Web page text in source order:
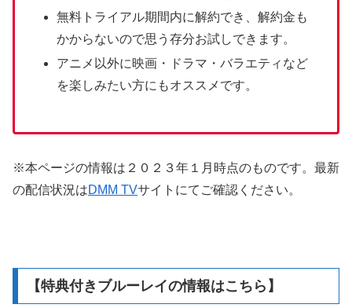
無料トライアル期間内に解約でき、解約金も
かからないので思う存分お試しできます。
アニメ以外に映画・ドラマ・バラエティなど
を楽しみたい方にもオススメです。
※本ページの情報は２０２３年１月時点のものです。最新
の配信状況はDMM TVサイトにてご確認ください。
【特典付きブルーレイの情報はこちら】